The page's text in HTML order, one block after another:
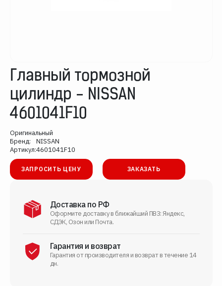
Главный тормозной
цилиндр - NISSAN
4601041F10
Оригинальный
Бренд:
NISSAN
Артикул:4601041F10
ЗАПРОСИТЬ ЦЕНУ ЗАКАЗАТЬ
Доставка по РФ
Оформите доставку в ближайший ПВЗ: Яндекс,
СДЭК, Озон или Почта.
Гарантия и возврат
Гарантия от производителя и возврат в течение 14
дн.